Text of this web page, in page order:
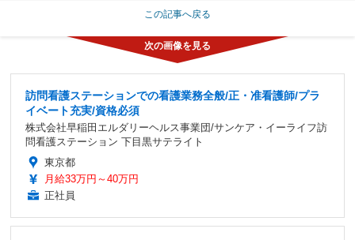
この記事へ戻る
訪問看護ステーションでの看護業務全般/正・准看護師/プラ
イベート充実/資格必須
株式会社早稲田エルダリーヘルス事業団/サンケア・イーライフ訪
問看護ステーション 下目黒サテライト
東京都
月給33万円～40万円
正社員